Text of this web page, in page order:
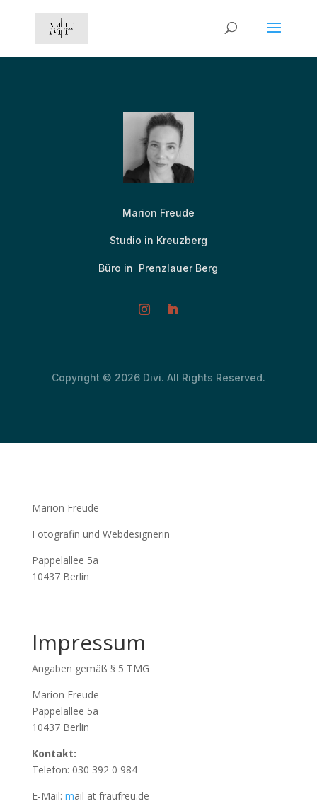
Marion Freude
Studio in Kreuzberg
Büro in Prenzlauer Berg
Copyright © 2026 Divi. All Rights Reserved.
Marion Freude
Fotografin und Webdesignerin
Pappelallee 5a
10437 Berlin
Impressum
Angaben gemäß § 5 TMG
Marion Freude
Pappelallee 5a
10437 Berlin
Kontakt:
Telefon: 030 392 0 984
E-Mail: mail at fraufreu.de